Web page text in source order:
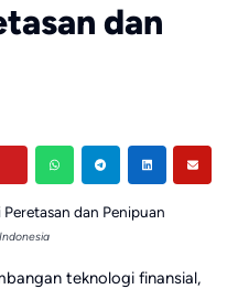
dan
teknologi finansial,